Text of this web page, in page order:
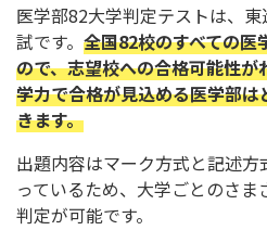
医学部82大学判定テストは、
試です。 全国82校のすべての医
ので、志望校への合格可能性
学力で合格が見込める医学部
きます。
出題内容はマーク方式と記述
っているため、大学ごとのさ
判定が可能です。